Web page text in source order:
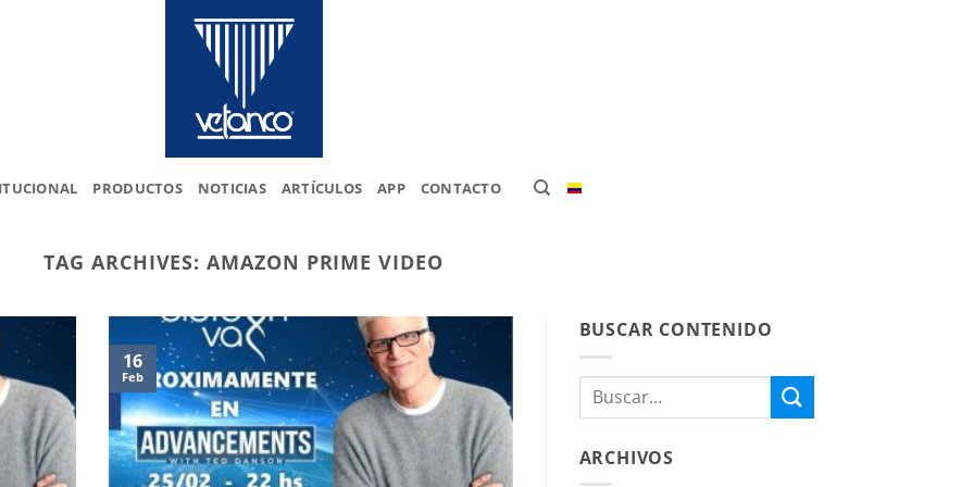
PRODUCTOS NOTICIAS ARTÍCULOS APP CONTACTO
TAG ARCHIVES:AMAZON PRIME VIDEO
16
Feb
BUSCAR CONTENIDO
ARCHIVOS